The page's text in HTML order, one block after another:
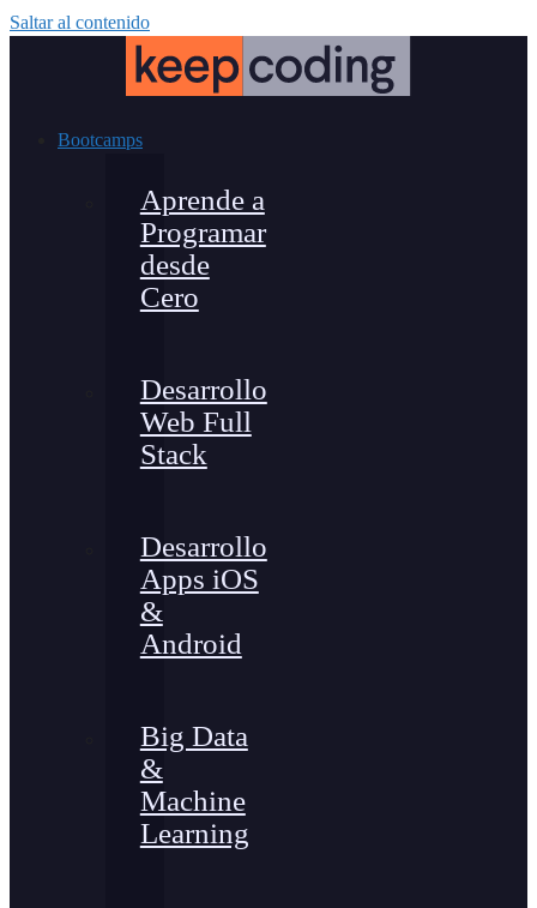
Saltar al contenido
Bootcamps
Aprende a
Programar
desde
Cero
Desarrollo
Web Full
Stack
Desarrollo
Apps iOS
&
Android
Big Data
&
Machine
Learning